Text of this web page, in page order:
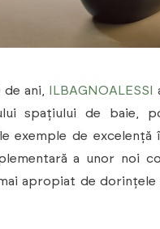
de ani, ILBAGNOALESSI
spațiului de baie,
exemple de excelență
a unor noi
apropiat de